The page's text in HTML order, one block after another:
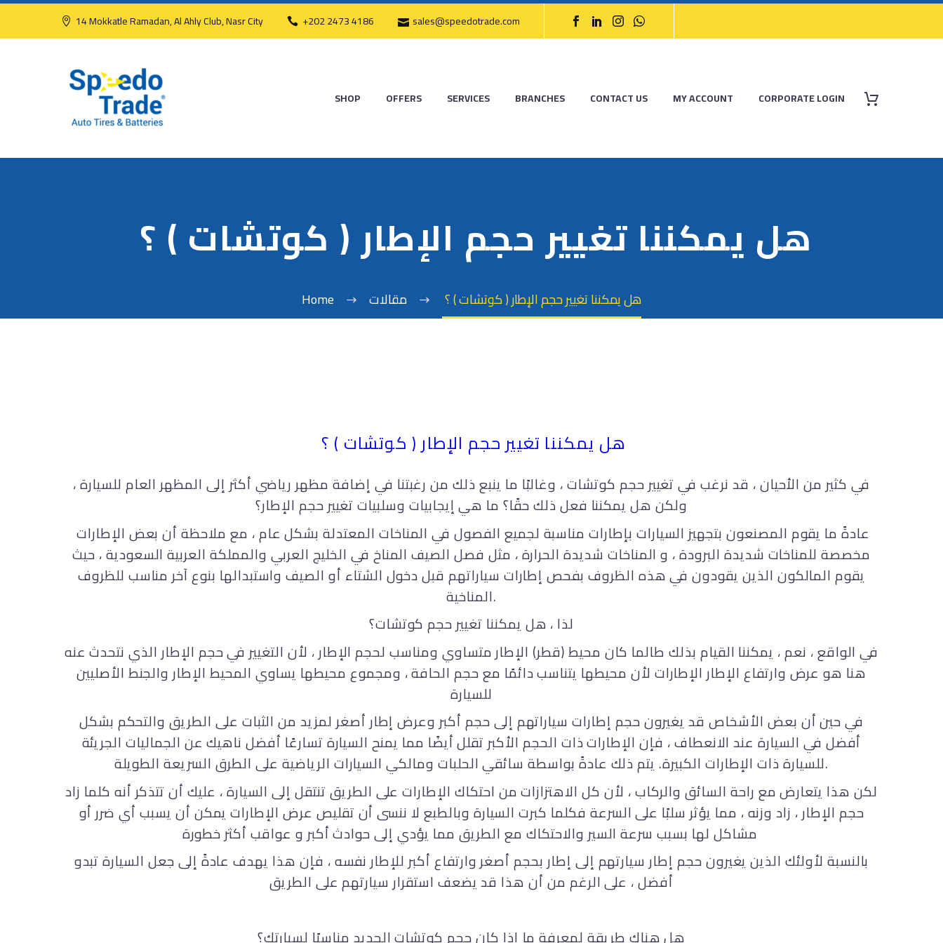
14 Mokkatle Ramadan, Al Ahly Club, Nasr City +202 2473 4186 sales@speedotrade.com
SHOP OFFERS SERVICES BRANCHES CONTACT US MY ACCOUNT CORPORATE LOGIN
هل يمكننا تغيير حجم الإطار ( كوتشات ) ؟
Home مقالات هل يمكننا تغيير حجم الإطار ( كوتشات ) ؟
هل يمكننا تغيير حجم الإطار ( كوتشات ) ؟
في كثير من الأحيان ، قد نرغب في تغيير حجم كوتشات ، وغالبًا ما ينبع ذلك من رغبتنا في إضافة مظهر رياضي أكثر إلى المظهر العام للسيارة ،
ولكن هل يمكننا فعل ذلك حقًا؟ ما هي إيجابيات وسلبيات تغيير حجم الإطار؟
مخصصة للمناخات شديدة البرودة ، و المناخات شديدة الحرارة ، مثل فصل الصيف المناخ في الخليج العربي والمملكة العربية السعودية ، حيث
يقوم المالكون الذين يقودون في هذه الظروف بفحص إطارات سياراتهم قبل دخول الشتاء أو الصيف واستبدالها بنوع آخر مناسب للظروف
المناخية.
لذا ، هل يمكننا تغيير حجم كوتشات؟
في الواقع ، نعم ، يمكننا القيام بذلك طالما كان محيط (قطر) الإطار متساوي ومناسب لحجم الإطار ، لأن التغيير في حجم الإطار الذي نتحدث عنه
هنا هو عرض وارتفاع الإطار الإطارات لأن محيطها يتناسب دائمًا مع حجم الحافة ، ومجموع محيطها يساوي المحيط الإطار والجنط الأصليين
للسيارة
في حين أن بعض الأشخاص قد يغيرون حجم إطارات سياراتهم إلى حجم أكبر وعرض إطار أصغر لمزيد من الثبات على الطريق والتحكم بشكل
أفضل في السيارة عند الانعطاف ، فإن الإطارات ذات الحجم الأكبر تقلل أيضًا مما يمنح السيارة تسارعًا أفضل ناهيك عن الجماليات الجريئة
للسيارة ذات الإطارات الكبيرة. يتم ذلك عادةً بواسطة سائقي الحلبات ومالكي السيارات الرياضية على الطرق السريعة الطويلة.
لكن هذا يتعارض مع راحة السائق والركاب ، لأن كل الاهتزازات من احتكاك الإطارات على الطريق تنتقل إلى السيارة ، عليك أن تتذكر أنه كلما زاد
حجم الإطار ، زاد وزنه ، مما يؤثر سلبًا على السرعة فكلما كبرت السيارة وبالطبع لا ننسى أن تقليص عرض الإطارات يمكن أن يسبب أي ضرر أو
بالنسبة لأولئك الذين يغيرون حجم إطار سيارتهم إلى إطار بحجم أصغر وارتفاع أكبر للإطار نفسه ، فإن هذا يهدف عادةً إلى جعل السيارة تبدو
أفضل ، على الرغم من أن هذا قد يضعف استقرار سيارتهم على الطريق
هل هناك طريقة لمعرفة ما إذا كان حجم كوتشات الجديد مناسبًا لسيارتك؟